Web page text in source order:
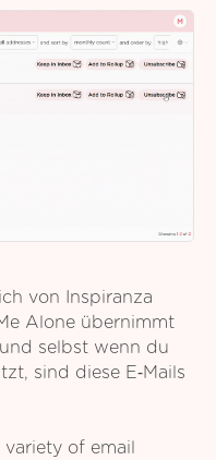
von Inspiranza
Alone übernimmt
selbst wenn du
sind diese E‑Mails
of email